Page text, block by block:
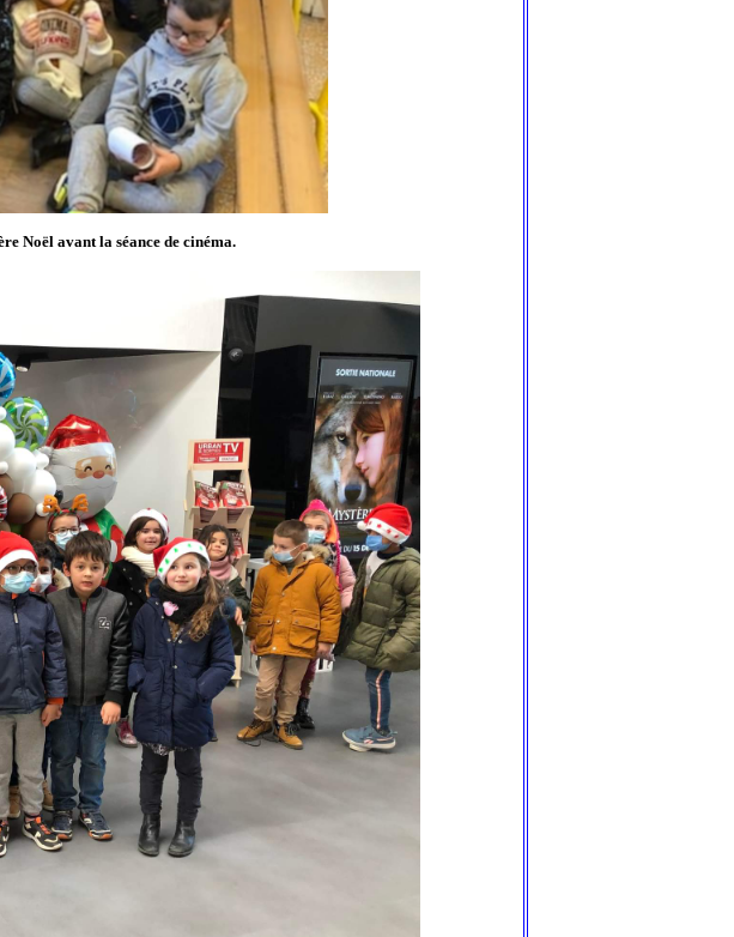
Noël avant la séance de cinéma.